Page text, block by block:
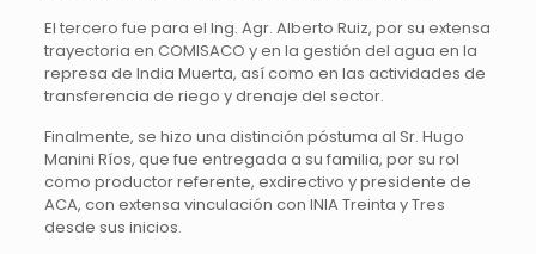
El tercero fue para el Ing. Agr. Alberto Ruiz, por su extensa
trayectoria en COMISACO y en la gestión del agua en la
represa de India Muerta, así como en las actividades de
transferencia de riego y drenaje del sector.
Finalmente, se hizo una distinción póstuma al Sr. Hugo
Manini Ríos, que fue entregada a su familia, por su rol
como productor referente, exdirectivo y presidente de
ACA, con extensa vinculación con INIA Treinta y Tres
desde sus inicios.